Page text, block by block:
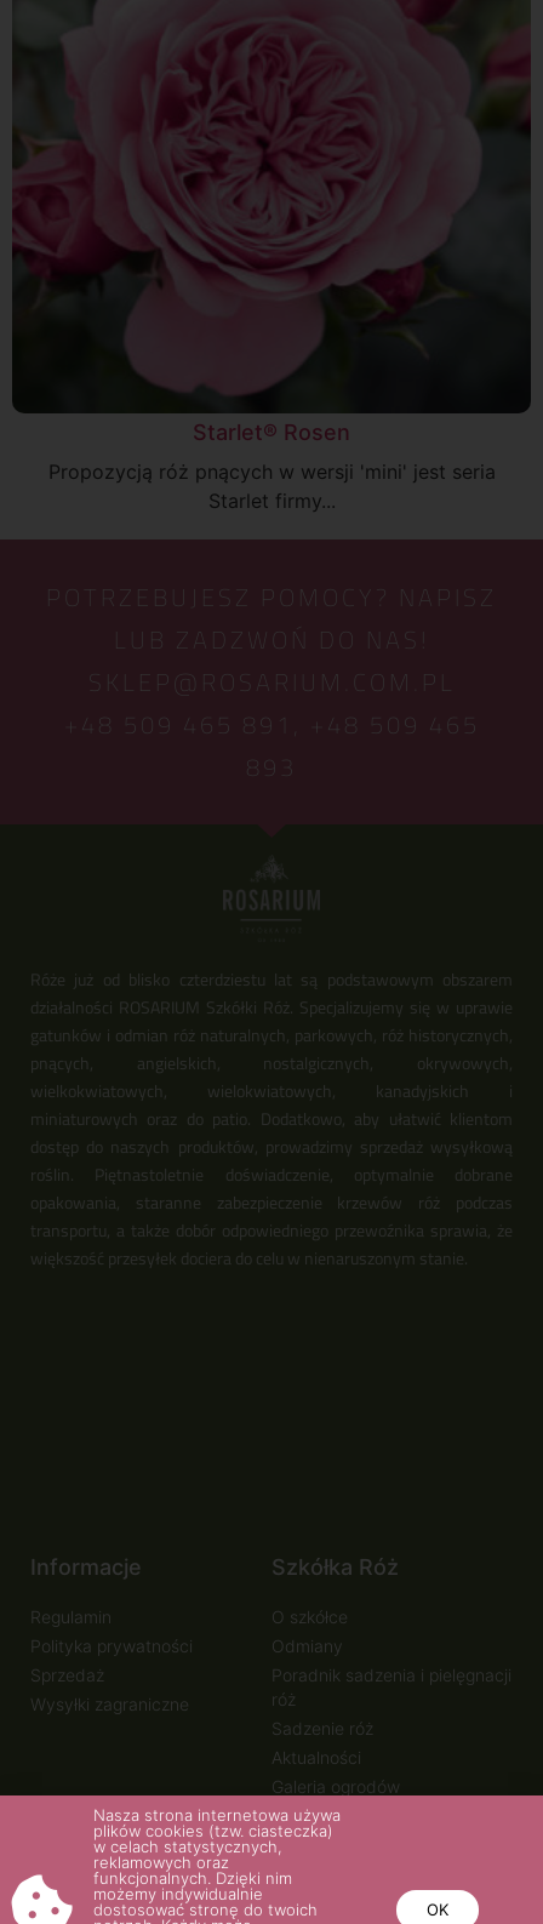
Starlet® Rosen
Propozycją róż pnących w wersji 'mini' jest seria
Starlet firmy...
POTRZEBUJESZ POMOCY? NAPISZ
LUB ZADZWOŃ DO NAS!
SKLEP@ROSARIUM.COM.PL
+48 509 465 891,
+48 509 465
893
Róże już od blisko czterdziestu lat są podstawowym obszarem
działalności ROSARIUM Szkółki Róż. Specjalizujemy się w uprawie
gatunków i odmian róż naturalnych, parkowych, róż historycznych,
pnących, angielskich, nostalgicznych, okrywowych,
wielkokwiatowych, wielokwiatowych, kanadyjskich i
miniaturowych oraz do patio. Dodatkowo, aby ułatwić klientom
dostęp do naszych produktów, prowadzimy sprzedaż wysyłkową
roślin. Piętnastoletnie doświadczenie, optymalnie dobrane
opakowania, staranne zabezpieczenie krzewów róż podczas
transportu, a także dobór odpowiedniego przewoźnika sprawia, że
większość przesyłek dociera do celu w nienaruszonym stanie.
Informacje
Regulamin
Polityka prywatności
Sprzedaż
Wysyłki zagraniczne
Szkółka Róż
O szkółce
Odmiany
Poradnik sadzenia i pielęgnacji
róż
Sadzenie róż
Aktualności
Galeria ogrodów
© 2020. fotografie: Tomasz Ciesielski - bankfoto.net, Teresa
Nasza strona internetowa używa
plików cookies (tzw. ciasteczka)
w celach statystycznych,
reklamowych oraz
funkcjonalnych. Dzięki nim
możemy indywidualnie
dostosować stronę do twoich
OK